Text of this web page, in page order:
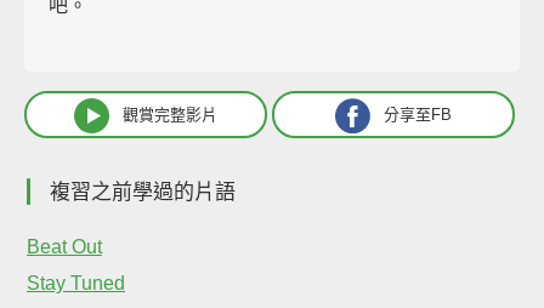
吧。
觀賞完整影片 分享至FB
複習之前學過的片語
Beat Out
Stay Tuned